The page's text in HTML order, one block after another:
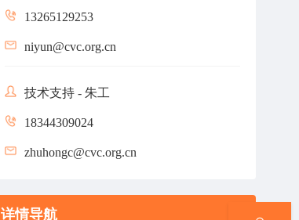
13265129253
niyun@cvc.org.cn
技术支持 - 朱工
18344309024
zhuhongc@cvc.org.cn
详情导航